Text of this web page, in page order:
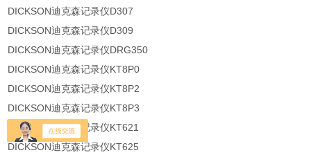
DICKSON迪克森记录仪D307
DICKSON迪克森记录仪D309
DICKSON迪克森记录仪DRG350
DICKSON迪克森记录仪KT8P0
DICKSON迪克森记录仪KT8P2
DICKSON迪克森记录仪KT8P3
DICKSON迪克森记录仪KT621
DICKSON迪克森记录仪KT625